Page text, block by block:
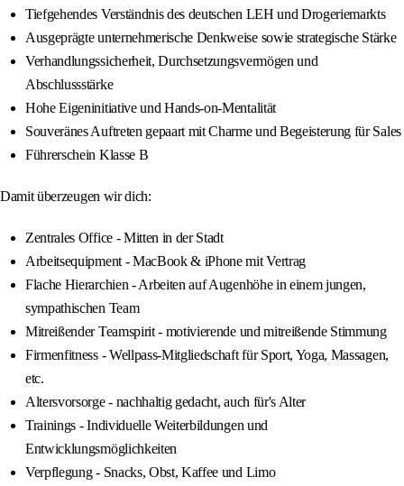
Tiefgehendes Verständnis des deutschen LEH und Drogeriemarkts
Ausgeprägte unternehmerische Denkweise sowie strategische Stärke
Verhandlungssicherheit, Durchsetzungsvermögen und
Abschlussstärke
Hohe Eigeninitiative und Hands-on-Mentalität
Souveränes Auftreten gepaart mit Charme und Begeisterung für Sales
Führerschein Klasse B
Damit überzeugen wir dich:
Zentrales Office - Mitten in der Stadt
Arbeitsequipment - MacBook & iPhone mit Vertrag
Flache Hierarchien - Arbeiten auf Augenhöhe in einem jungen,
sympathischen Team
Mitreißender Teamspirit - motivierende und mitreißende Stimmung
Firmenfitness - Wellpass-Mitgliedschaft für Sport, Yoga, Massagen,
etc.
Altersvorsorge - nachhaltig gedacht, auch für's Alter
Trainings - Individuelle Weiterbildungen und
Entwicklungsmöglichkeiten
Verpflegung - Snacks, Obst, Kaffee und Limo